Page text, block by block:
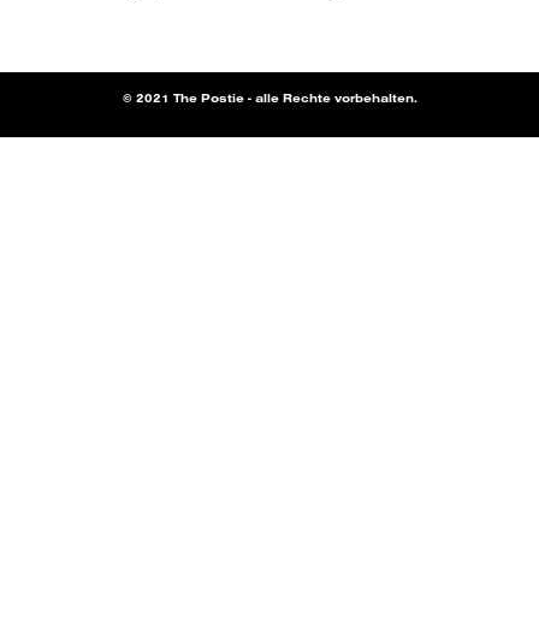
© 2021 The Postie - alle Rechte vorbehalten.